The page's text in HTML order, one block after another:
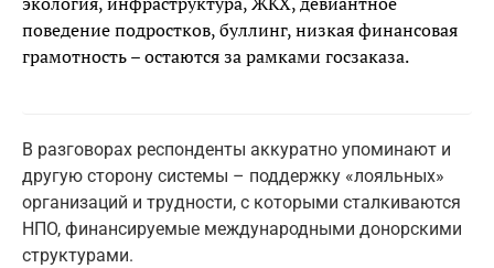
поведение подростков, буллинг, низкая финансовая
грамотность – остаются за рамками госзаказа.
В разговорах респонденты аккуратно упоминают и
другую сторону системы – поддержку «лояльных»
организаций и трудности, с которыми сталкиваются
НПО, финансируемые международными донорскими
структурами.